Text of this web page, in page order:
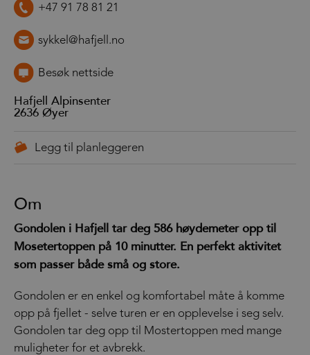
+47 91 78 81 21
sykkel@hafjell.no
Besøk nettside
Hafjell Alpinsenter
2636 Øyer
Om
Gondolen i Hafjell tar deg 586 høydemeter opp til
Mosetertoppen på 10 minutter. En perfekt aktivitet
som passer både små og store.
Gondolen er en enkel og komfortabel måte å komme
opp på fjellet - selve turen er en opplevelse i seg selv.
Gondolen tar deg opp til Mostertoppen med mange
muligheter for et avbrekk.